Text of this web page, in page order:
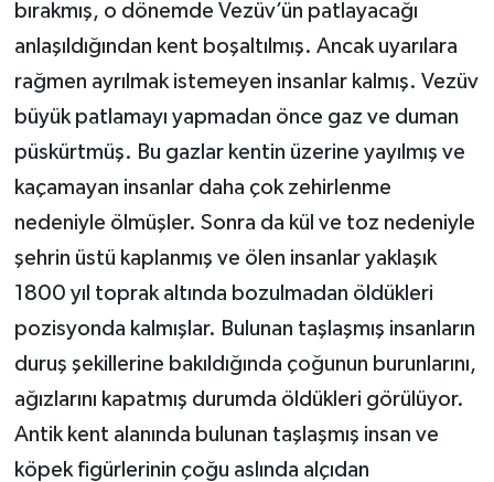
bırakmış, o dönemde Vezüv’ün patlayacağı
anlaşıldığından kent boşaltılmış. Ancak uyarılara
rağmen ayrılmak istemeyen insanlar kalmış. Vezüv
büyük patlamayı yapmadan önce gaz ve duman
püskürtmüş. Bu gazlar kentin üzerine yayılmış ve
kaçamayan insanlar daha çok zehirlenme
nedeniyle ölmüşler. Sonra da kül ve toz nedeniyle
şehrin üstü kaplanmış ve ölen insanlar yaklaşık
1800 yıl toprak altında bozulmadan öldükleri
pozisyonda kalmışlar. Bulunan taşlaşmış insanların
duruş şekillerine bakıldığında çoğunun burunlarını,
ağızlarını kapatmış durumda öldükleri görülüyor.
Antik kent alanında bulunan taşlaşmış insan ve
köpek figürlerinin çoğu aslında alçıdan